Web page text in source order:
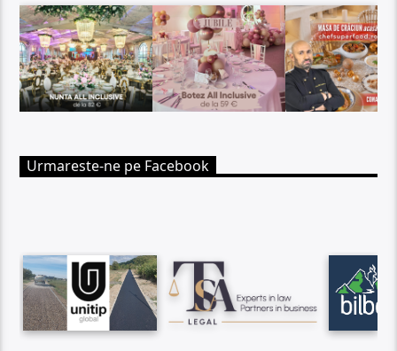
Urmareste-ne pe Facebook